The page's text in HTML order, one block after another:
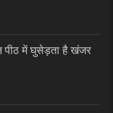
पीठ में घुसेड़ता है खंजर